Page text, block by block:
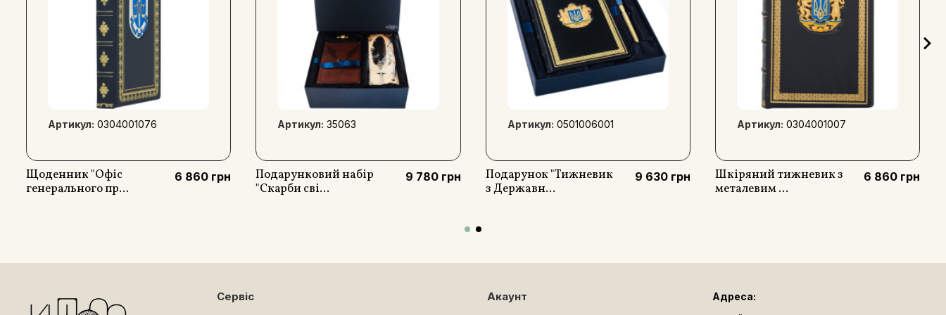
Артикул: 0304001076
Щоденник "Офіс
генерального пр...
6 860 грн
Артикул: 35063
Подарунковий набір
"Скарби сві...
9 780 грн
Артикул: 0501006001
Подарунок "Тижневик
з Державн...
9 630 грн
Артикул: 0304001007
Шкіряний тижневик з
металевим ...
6 860 грн
Сервіс Акаунт
Адреса: